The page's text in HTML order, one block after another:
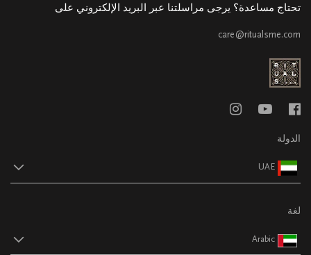
تحتاج مساعدة؟ يرجى مراسلتنا عبر البريد الإلكتروني على
care@ritualsme.com
الدولة
UAE
لغة
Arabic